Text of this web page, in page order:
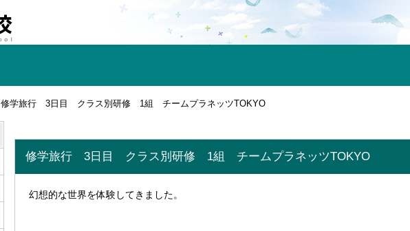
修学旅行 3日目 クラス別研修 1組 チームプラネッツTOKYO
修学旅行 3日目 クラス別研修 1組 チームプラネッツTOKYO
幻想的な世界を体験してきました。